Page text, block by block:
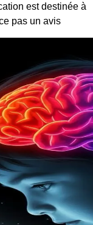
est destinée à
pas un avis